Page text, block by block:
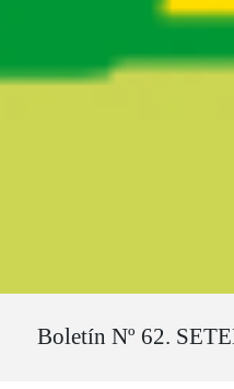
Boletín Nº 62.